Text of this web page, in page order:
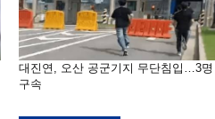
대진연, 오산 공군기지 무단침입…3명
구속